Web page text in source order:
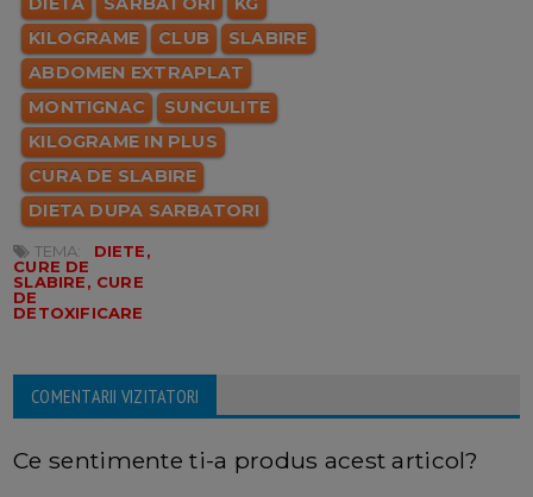
KILOGRAME
CLUB
SLABIRE
ABDOMEN EXTRAPLAT
MONTIGNAC
SUNCULITE
KILOGRAME IN PLUS
CURA DE SLABIRE
DIETA DUPA SARBATORI
TEMA:
DIETE,
CURE DE
SLABIRE, CURE
DE
DETOXIFICARE
COMENTARII VIZITATORI
Ce sentimente ti-a produs acest articol?